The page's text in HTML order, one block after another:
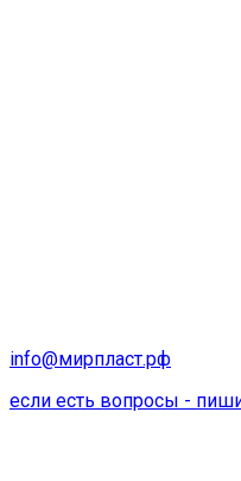
info@мирпласт.рф
если есть вопросы -